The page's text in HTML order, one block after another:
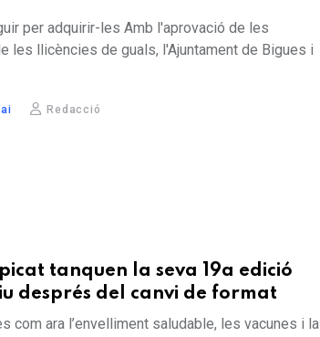
per adquirir-les Amb l'aprovació de les
les llicències de guals, l'Ajuntament de Bigues i
Redacció
tanquen la seva 19a edició
després del canvi de format
com ara l’envelliment saludable, les vacunes i la